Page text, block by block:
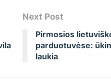
Next Post
Pirmosios
parduotuvėse:
laukia